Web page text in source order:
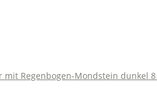
mit Regenbogen-Mondstein dunkel